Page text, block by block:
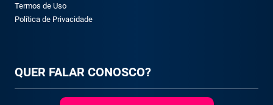
Termos de Uso
Política de Privacidade
QUER FALAR CONOSCO?